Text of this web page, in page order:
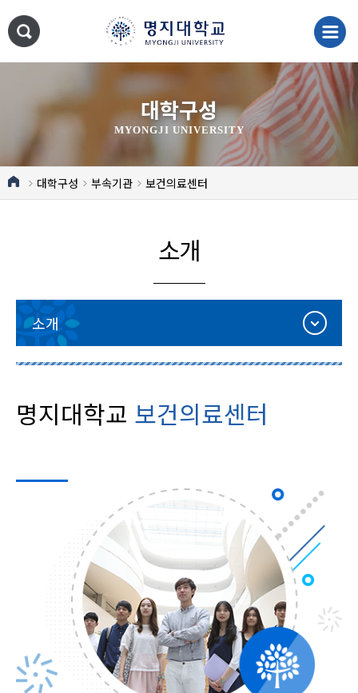
대학구성
MYONGJI UNIVERSITY
대학구성 부속기관 보건의료센터
소개
소개
명지대학교 보건의료센터